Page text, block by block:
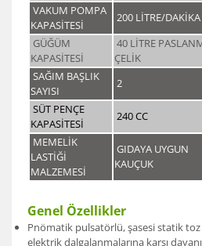
VAKUM POMPA
KAPASİTESİ
200 LİTRE/DAKİKA
GÜĞÜM
KAPASİTESİ
40 LİTRE
ÇELİK
SAĞIM BAŞLIK
SAYISI
2
SÜT PENÇE
KAPASİTESİ
240 CC
MEMELİK
LASTİĞİ
MALZEMESİ
GIDAYA UYGUN
KAUÇUK
Genel Özellikler
Pnömatik pulsatörlü, şasesi statik toz
elektrik dalgalanmalarına karşı